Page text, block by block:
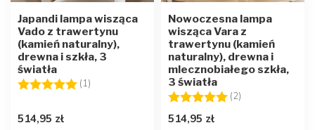
Japandi lampa wisząca
Vado z trawertynu
(kamień naturalny),
drewna i szkła, 3
światła
Ocena:
(1) 5.0 na 5 gwiazdek
514,95 zł
Nowoczesna lampa
wisząca Vara z
trawertynu (kamień
naturalny), drewna i
mlecznobiałego szkła,
3 światła
Ocena:
(2)
514,95 zł